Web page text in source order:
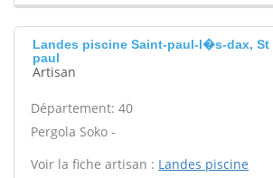
Landes piscine Saint-paul-l�s-dax, St
paul
Artisan
Département: 40
Pergola Soko -
Voir la fiche artisan : Landes piscine